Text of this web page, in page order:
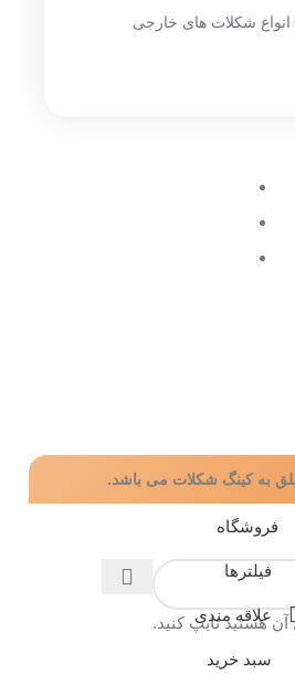
شکلات های خارجی
به کینگ شکلات می باشد.
هستید تایپ کنید.
فروشگاه
فیلترها
علاقه مندی
سبد خرید